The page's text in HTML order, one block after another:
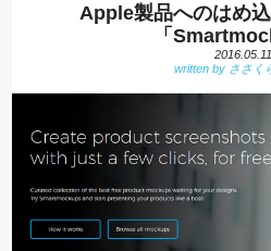
Apple製品へのはめ
「
2016.05.11